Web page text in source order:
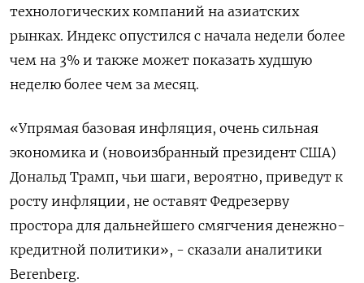
технологических компаний на азиатских
рынках. Индекс опустился с начала недели более
чем на 3% и также может показать худшую
неделю более чем за месяц.
«Упрямая базовая инфляция, очень сильная
экономика и (новоизбранный президент США)
Дональд Трамп, чьи шаги, вероятно, приведут к
росту инфляции, не оставят Федрезерву
простора для дальнейшего смягчения денежно-
кредитной политики», - сказали аналитики
Berenberg.